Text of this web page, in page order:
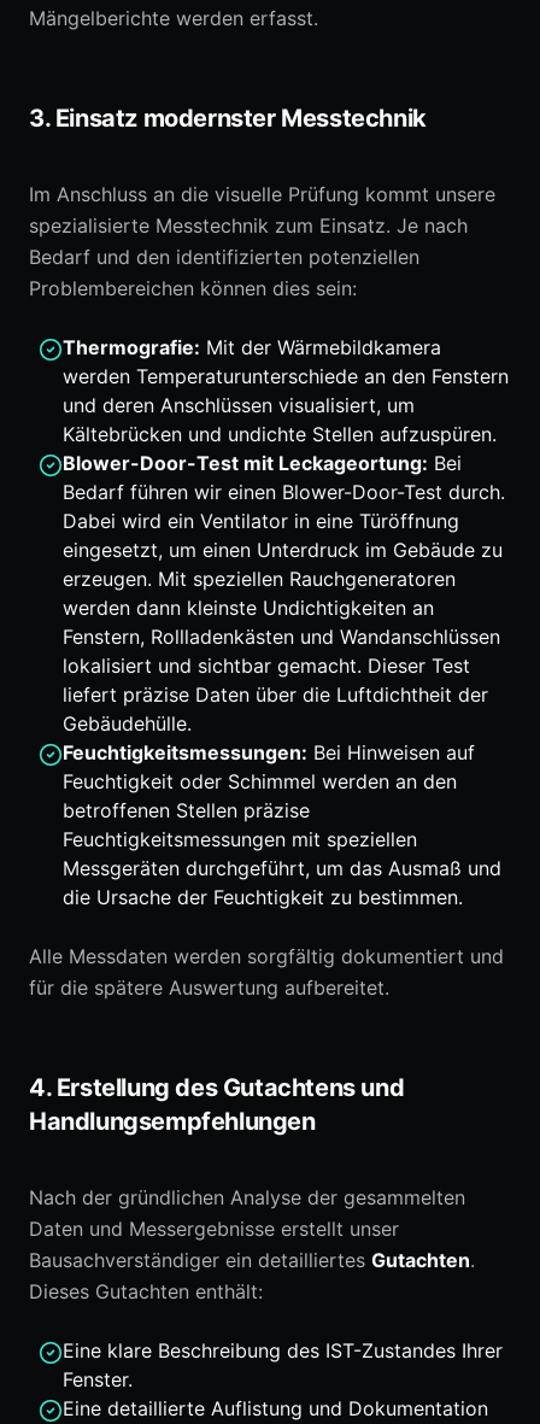
Mängelberichte werden erfasst.
3. Einsatz modernster Messtechnik
Im Anschluss an die visuelle Prüfung kommt unsere
spezialisierte Messtechnik zum Einsatz. Je nach
Bedarf und den identifizierten potenziellen
Problembereichen können dies sein:
Thermografie: Mit der Wärmebildkamera
werden Temperaturunterschiede an den Fenstern
und deren Anschlüssen visualisiert, um
Kältebrücken und undichte Stellen aufzuspüren.
Blower-Door-Test mit Leckageortung: Bei
Bedarf führen wir einen Blower-Door-Test durch.
Dabei wird ein Ventilator in eine Türöffnung
eingesetzt, um einen Unterdruck im Gebäude zu
erzeugen. Mit speziellen Rauchgeneratoren
werden dann kleinste Undichtigkeiten an
Fenstern, Rollladenkästen und Wandanschlüssen
lokalisiert und sichtbar gemacht. Dieser Test
liefert präzise Daten über die Luftdichtheit der
Gebäudehülle.
Feuchtigkeitsmessungen: Bei Hinweisen auf
Feuchtigkeit oder Schimmel werden an den
betroffenen Stellen präzise
Feuchtigkeitsmessungen mit speziellen
Messgeräten durchgeführt, um das Ausmaß und
die Ursache der Feuchtigkeit zu bestimmen.
Alle Messdaten werden sorgfältig dokumentiert und
für die spätere Auswertung aufbereitet.
4. Erstellung des Gutachtens und
Handlungsempfehlungen
Nach der gründlichen Analyse der gesammelten
Daten und Messergebnisse erstellt unser
Bausachverständiger ein detailliertes Gutachten.
Dieses Gutachten enthält:
Eine klare Beschreibung des IST-Zustandes Ihrer
Fenster.
Eine detaillierte Auflistung und Dokumentation